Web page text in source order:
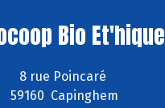
Bio Et'hique
8 rue Poincaré
59160 Capinghem